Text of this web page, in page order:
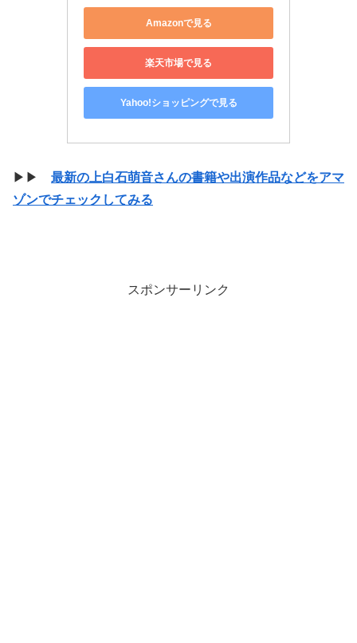
Amazonで見る
楽天市場で見る
Yahoo!ショッピングで見る
▶▶ 最新の上白石萌音さんの書籍や出演作品などをアマ
ゾンでチェックしてみる
スポンサーリンク